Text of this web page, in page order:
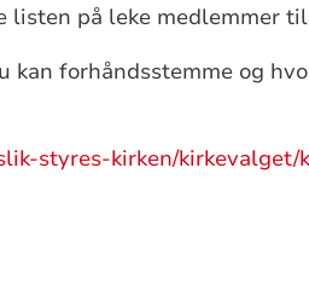
listen på leke medlemmer
kan forhåndsstemme og
styres-kirken/